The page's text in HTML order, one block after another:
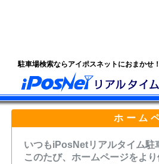
駐車場検索ならアイポスネットにおまかせ
ホーム
いつもiPosNetリアルタイム駐
このたび、ホームページをよ